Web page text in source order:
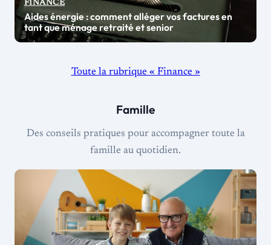
FINANCE
Aides énergie : comment alléger vos factures en
tant que ménage retraité et senior
Toute la rubrique « Finance »
Famille
Des conseils pratiques pour accompagner toute la
famille au quotidien.